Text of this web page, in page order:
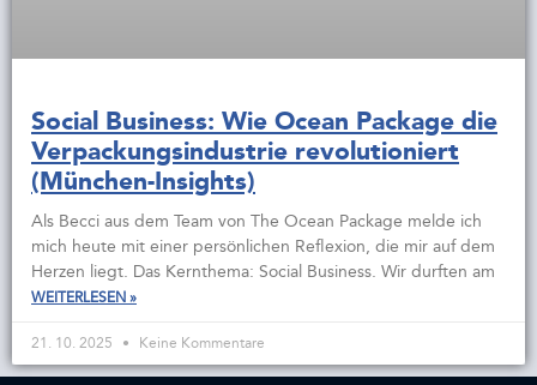
Social Business: Wie Ocean Package die
Verpackungsindustrie revolutioniert
(München-Insights)
Als Becci aus dem Team von The Ocean Package melde ich
mich heute mit einer persönlichen Reflexion, die mir auf dem
Herzen liegt. Das Kernthema: Social Business. Wir durften am
WEITERLESEN »
21. 10. 2025 Keine Kommentare